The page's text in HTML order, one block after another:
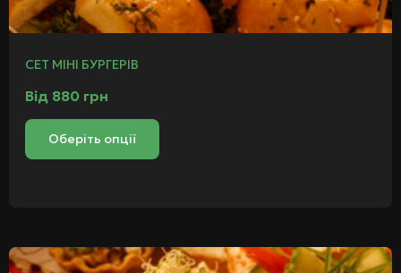
СЕТ МІНІ БУРГЕРІВ
Від 880 грн
Оберіть опції